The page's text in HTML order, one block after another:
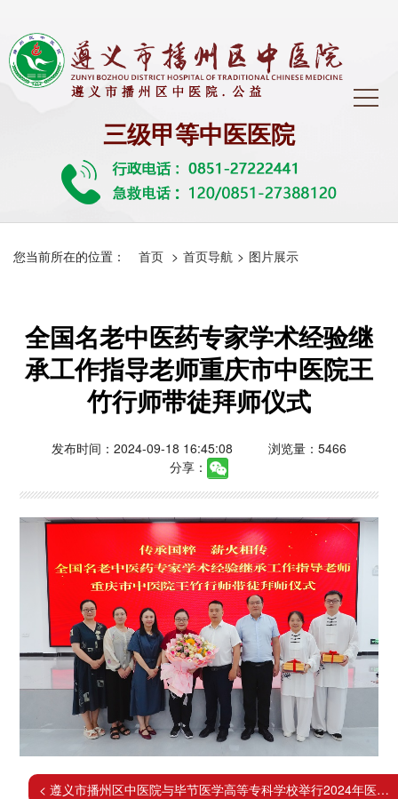
三级甲等中医医院
您当前所在的位置： 首页 > 首页导航 > 图片展示
全国名老中医药专家学术经验继
承工作指导老师重庆市中医院王
竹行师带徒拜师仪式
发布时间：2024-09-18 16:45:08
浏览量：5466
分享：
< 遵义市播州区中医院与毕节医学高等专科学校举行2024年医教协同“1+1+1”针灸推拿专业中国特色学徒制教改班开班暨拜师典礼